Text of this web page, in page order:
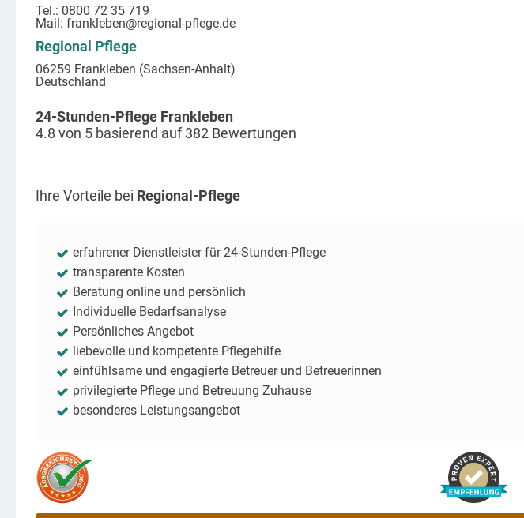
Tel.: 0800 72 35 719
Mail: frankleben@regional-pflege.de
Regional Pflege
06259 Frankleben (Sachsen-Anhalt)
Deutschland
24-Stunden-Pflege Frankleben
4.8 von 5 basierend auf382 Bewertungen
Ihre Vorteile bei Regional-Pflege
erfahrener Dienstleister für 24-Stunden-Pflege
transparente Kosten
Beratung online und persönlich
Individuelle Bedarfsanalyse
Persönliches Angebot
liebevolle und kompetente Pflegehilfe
einfühlsame und engagierte Betreuer und Betreuerinnen
privilegierte Pflege und Betreuung Zuhause
besonderes Leistungsangebot